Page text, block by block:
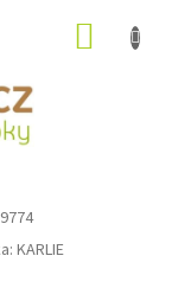
9774
KARLIE